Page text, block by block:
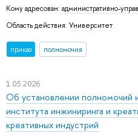
Кому адресован: административно-
Область действия: Университет
приказ полномочия
1.05.2026
Об установлении полномочий
института инжиниринга и
креативных индустрий